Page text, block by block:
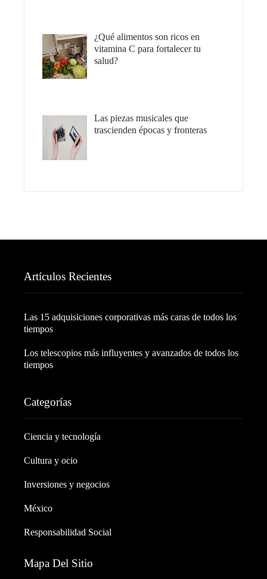
¿Qué alimentos son ricos en
vitamina C para fortalecer tu
salud?
Las piezas musicales que
trascienden épocas y fronteras
Artículos Recientes
Las 15 adquisiciones corporativas más caras de todos los
tiempos
Los telescopios más influyentes y avanzados de todos los
tiempos
Categorías
Ciencia y tecnología
Cultura y ocio
Inversiones y negocios
México
Responsabilidad Social
Mapa Del Sitio